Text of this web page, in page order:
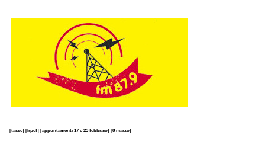
[tasse] [Irpef] [appuntamenti 17 e 23 febbraio] [8 marzo]